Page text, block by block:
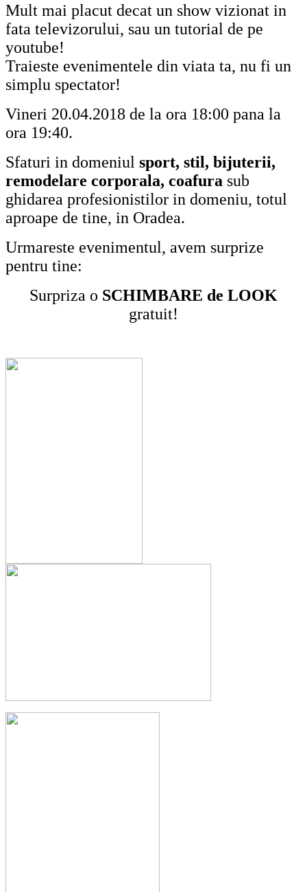
Mult mai placut decat un show vizionat in
fata televizorului, sau un tutorial de pe
youtube!
Traieste evenimentele din viata ta, nu fi un
simplu spectator!
Vineri 20.04.2018 de la ora 18:00 pana la
ora 19:40.
Sfaturi in domeniul sport, stil, bijuterii,
remodelare corporala, coafura sub
ghidarea profesionistilor in domeniu, totul
aproape de tine, in Oradea.
Urmareste evenimentul, avem surprize
pentru tine:
Surpriza o SCHIMBARE de LOOK
gratuit!